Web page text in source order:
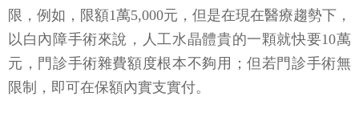
限，例如，限額1萬5,000元，但是在現在醫療趨勢下，
以白內障手術來說，人工水晶體貴的一顆就快要10萬
元，門診手術雜費額度根本不夠用；但若門診手術無
限制，即可在保額內實支實付。